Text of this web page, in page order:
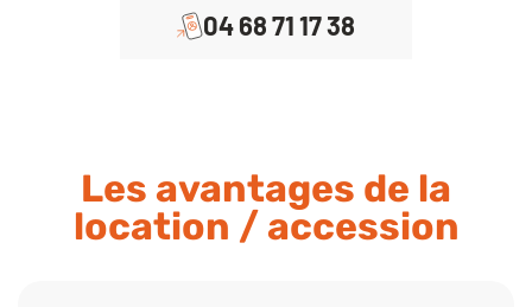
04 68 71 17 38
Les avantages de la
location / accession